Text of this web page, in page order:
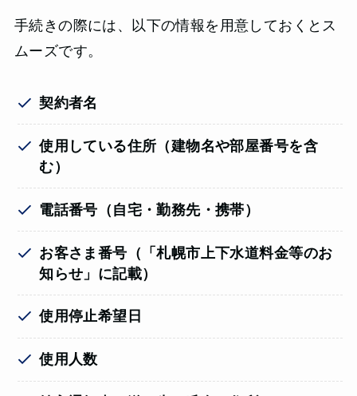
手続きの際には、以下の情報を用意しておくとス
ムーズです。
契約者名
使用している住所（建物名や部屋番号を含
む）
電話番号（自宅・勤務先・携帯）
お客さま番号（「札幌市上下水道料金等のお
知らせ」に記載）
使用停止希望日
使用人数